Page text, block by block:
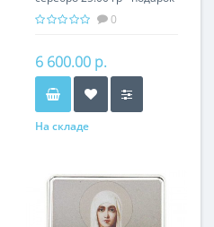
икона имени0
6 600.00 р.
На складе